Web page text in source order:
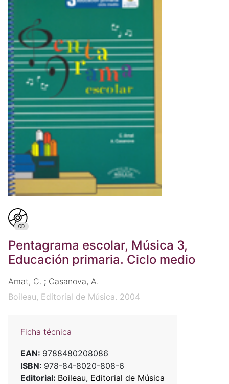
Pentagrama escolar, Música 3,
Educación primaria. Ciclo medio
Amat, C. ; Casanova, A.
Boileau, Editorial de Música. 2004
Ficha técnica
EAN: 9788480208086
ISBN: 978-84-8020-808-6
Editorial: Boileau, Editorial de Música